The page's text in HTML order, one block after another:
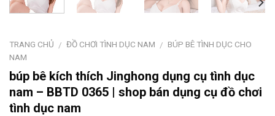
TRANG CHỦ / ĐỒ CHƠI TÌNH DỤC NAM / BÚP BÊ TÌNH DỤC CHO
NAM
búp bê kích thích Jinghong dụng cụ tình dục
nam – BBTD 0365 | shop bán dụng cụ đồ chơi
tình dục nam